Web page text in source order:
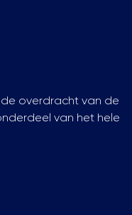
overdracht van de
van het hele